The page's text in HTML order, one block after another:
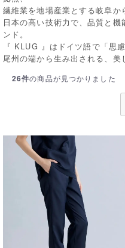
繊維業を地場産業とする岐阜か
日本の高い技術力で、品質と
ンド。
『 KLUG 』はドイツ語で「思
尾州の端から生み出される、美
26件の商品が見つかりました